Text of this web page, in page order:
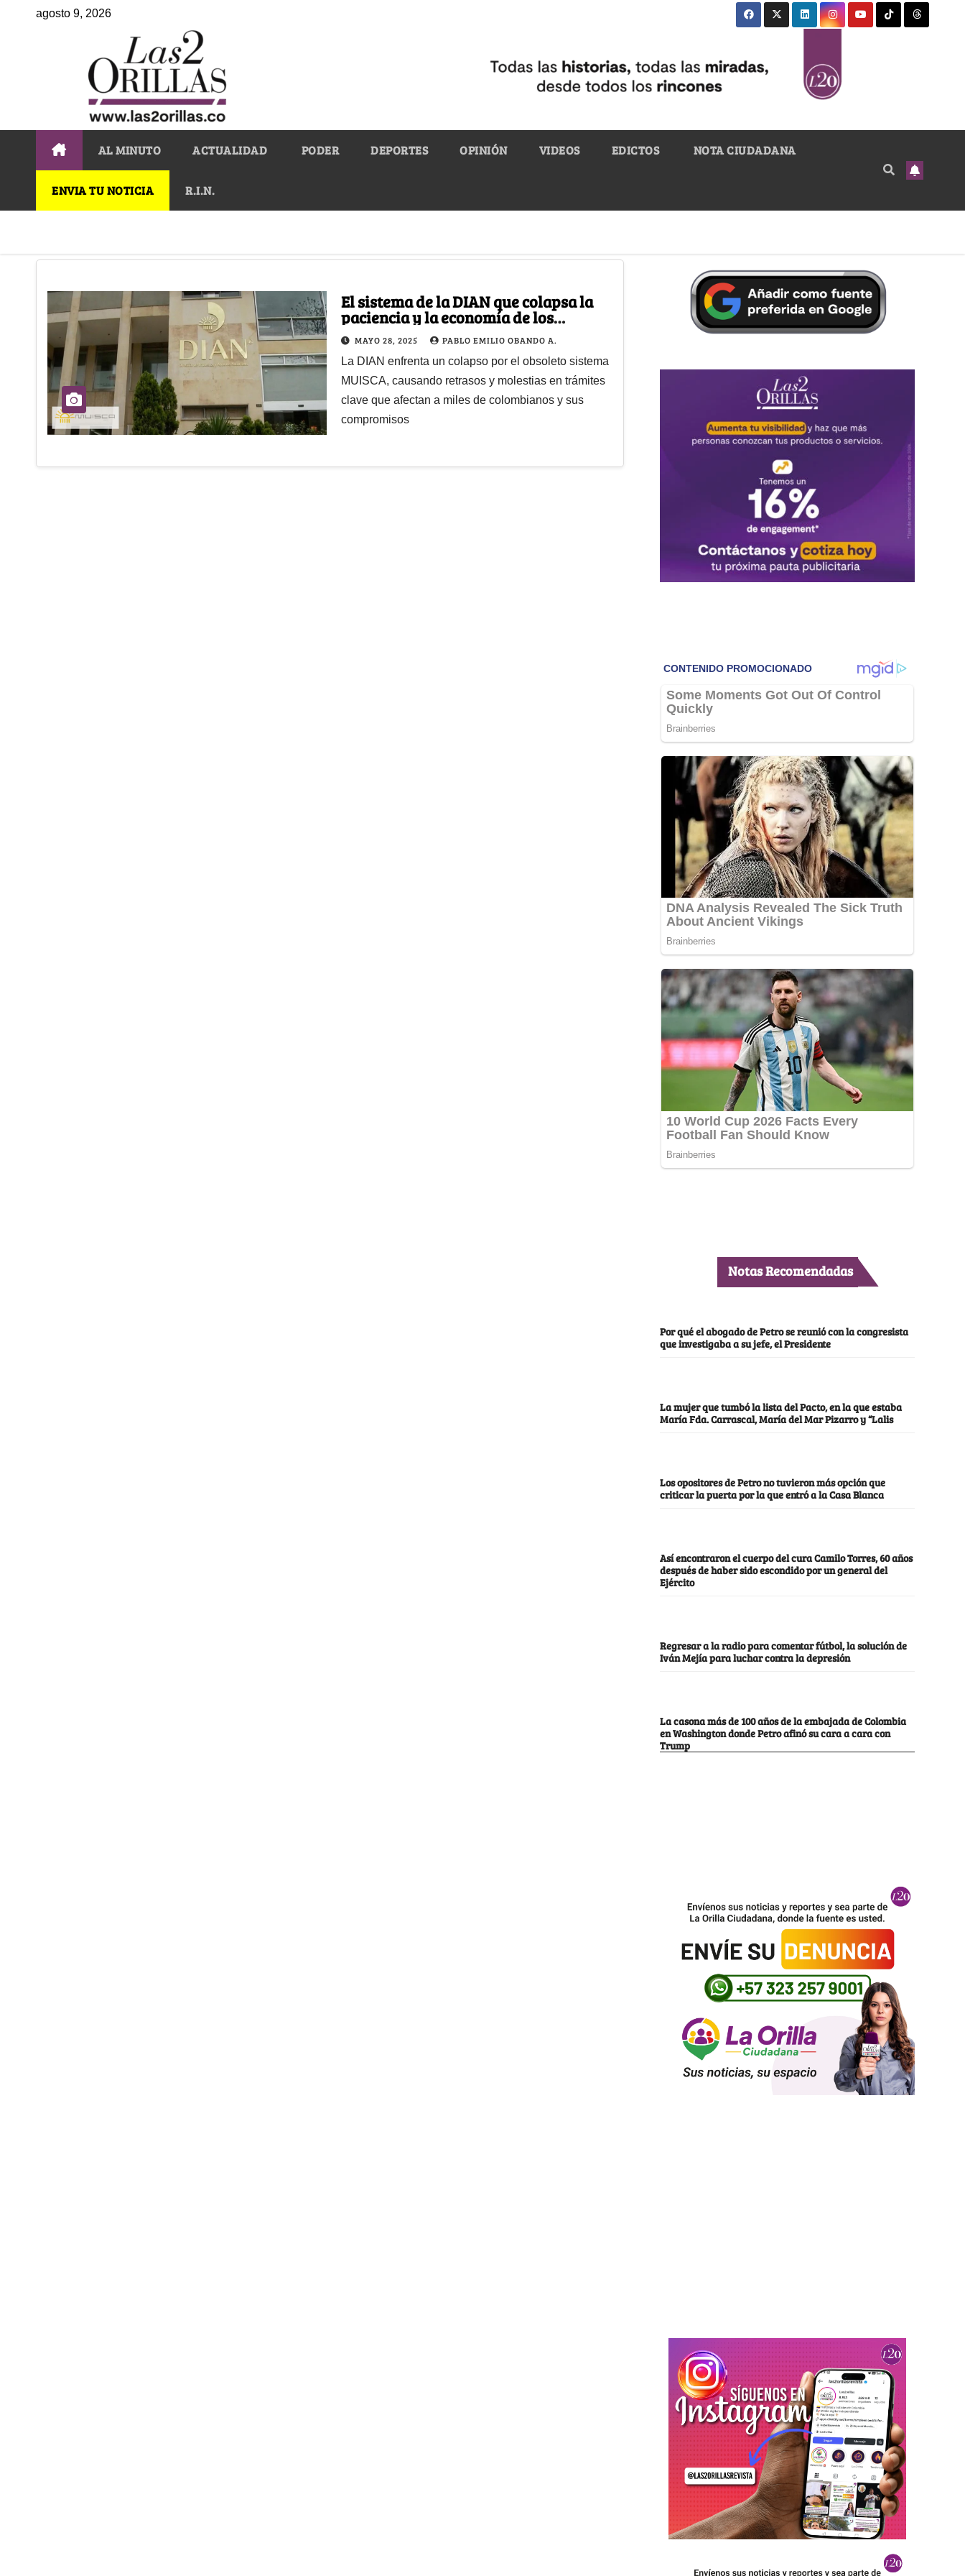
agosto 9, 2026
AL MINUTO ACTUALIDAD PODER DEPORTES OPINIÓN VIDEOS EDICTOS NOTA CIUDADANA
ENVIA TU NOTICIA R.I.N.
El sistema de la DIAN que colapsa la
paciencia y la economía de los
colombianos
MAYO 28, 2025 PABLO EMILIO OBANDO A.
La DIAN enfrenta un colapso por el obsoleto sistema
MUISCA, causando retrasos y molestias en trámites
clave que afectan a miles de colombianos y sus
compromisos
Notas Recomendadas
Por qué el abogado de Petro se reunió con la congresista
que investigaba a su jefe, el Presidente
La mujer que tumbó la lista del Pacto, en la que estaba
María Fda. Carrascal, María del Mar Pizarro y “Lalis
Los opositores de Petro no tuvieron más opción que
criticar la puerta por la que entró a la Casa Blanca
Así encontraron el cuerpo del cura Camilo Torres, 60 años
después de haber sido escondido por un general del
Ejército
Regresar a la radio para comentar fútbol, la solución de
Iván Mejía para luchar contra la depresión
La casona más de 100 años de la embajada de Colombia
en Washington donde Petro afinó su cara a cara con
Trump